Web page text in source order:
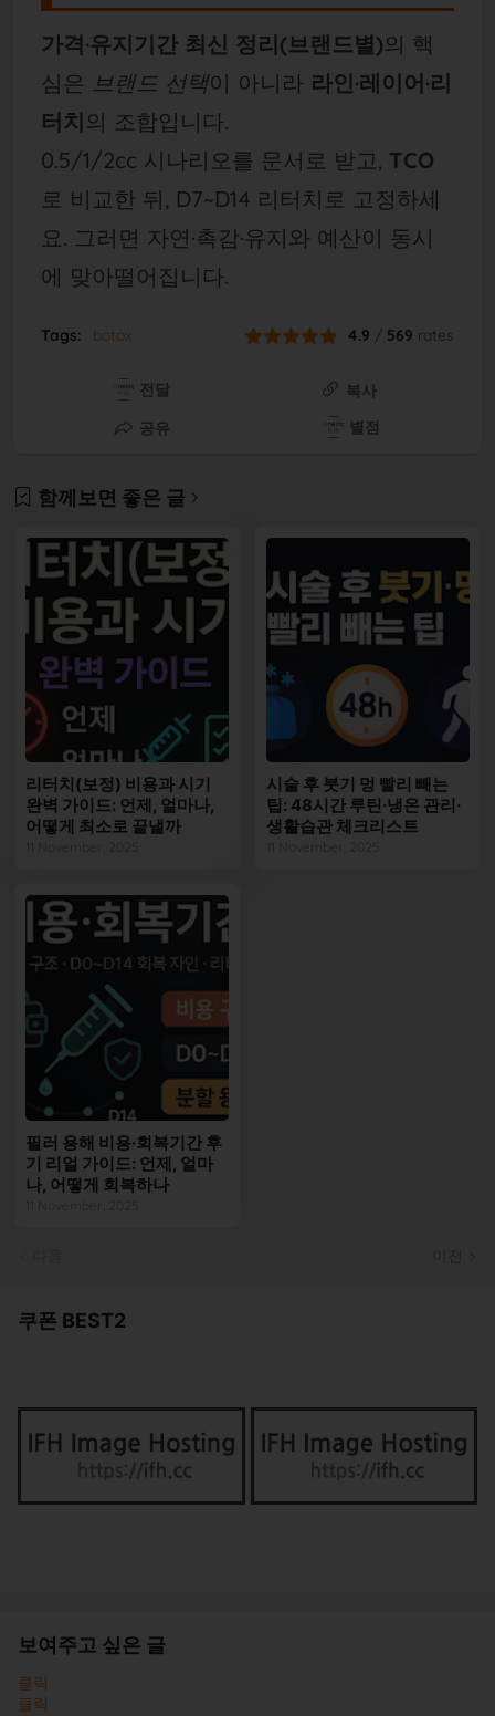
가격·유지기간 최신 정리(브랜드별)의 핵
심은 브랜드 선택이 아니라 라인·레이어·리
터치의 조합입니다.
0.5/1/2cc 시나리오를 문서로 받고, TCO
로 비교한 뒤, D7~D14 리터치로 고정하세
요. 그러면 자연·촉감·유지와 예산이 동시
에 맞아떨어집니다.
Tags: botox 4.9 / 569 rates
전달
복사
공유
별점
함께보면 좋은 글
리터치(보정) 비용과 시기
완벽 가이드: 언제, 얼마나,
어떻게 최소로 끝낼까
시술 후 붓기 멍 빨리 빼는
팁: 48시간 루틴·냉온 관리·
생활습관 체크리스트
필러 용해 비용·회복기간 후
기 리얼 가이드: 언제, 얼마
나, 어떻게 회복하나
쿠폰 BEST2
보여주고 싶은 글
클릭
클릭